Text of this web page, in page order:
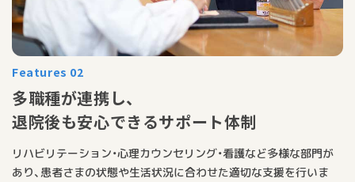
Features 02
多職種が連携し、
退院後も安心できるサポート体制
リハビリテーション・心理カウンセリング・看護など多様な部門が
あり、患者さまの状態や生活状況に合わせた適切な支援を行いま